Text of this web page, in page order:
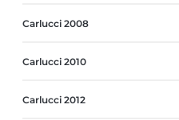
Carlucci 2008
Carlucci 2010
Carlucci 2012